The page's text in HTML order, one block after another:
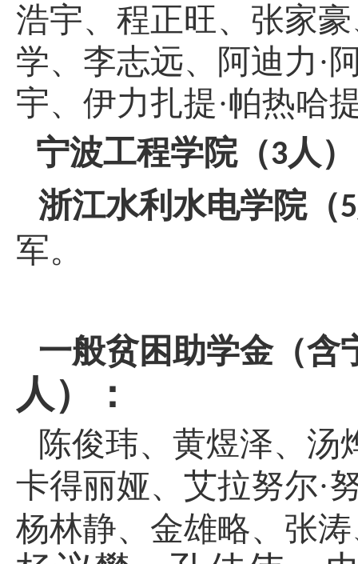
浩宇、 程正旺、 张家豪
学、 李志远、 阿迪力 ·
宇、 伊力扎提·帕热哈
宁波工程学院（3人
浙江水利水电学院（5
军。
一般贫困助学金（含
人） ：
陈俊玮、黄煜泽、汤
卡得丽娅、艾拉努尔·
杨林静、金雄略、张